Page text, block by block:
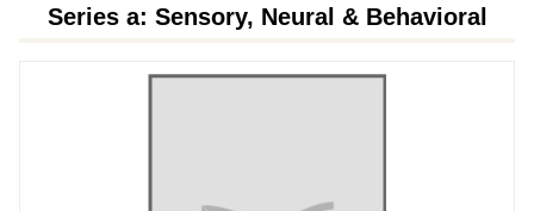
Series a: Sensory, Neural & Behavioral